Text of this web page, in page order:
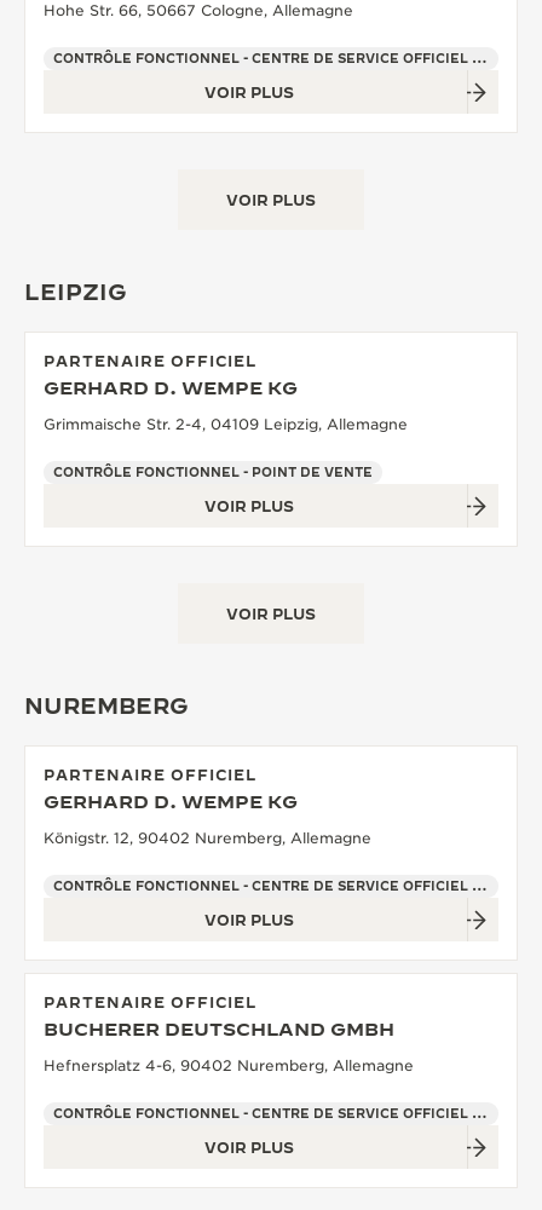
Hohe Str. 66, 50667 Cologne, Allemagne
CONTRÔLE FONCTIONNEL - CENTRE DE SERVICE OFFICIEL - POINT DE VENTE
VOIR PLUS
VOIR PLUS
LEIPZIG
PARTENAIRE OFFICIEL
GERHARD D. WEMPE KG
Grimmaische Str. 2-4, 04109 Leipzig, Allemagne
CONTRÔLE FONCTIONNEL - POINT DE VENTE
VOIR PLUS
VOIR PLUS
NUREMBERG
PARTENAIRE OFFICIEL
GERHARD D. WEMPE KG
Königstr. 12, 90402 Nuremberg, Allemagne
CONTRÔLE FONCTIONNEL - CENTRE DE SERVICE OFFICIEL - POINT DE VENTE
VOIR PLUS
PARTENAIRE OFFICIEL
BUCHERER DEUTSCHLAND GMBH
Hefnersplatz 4-6, 90402 Nuremberg, Allemagne
CONTRÔLE FONCTIONNEL - CENTRE DE SERVICE OFFICIEL - POINT DE VENTE
VOIR PLUS